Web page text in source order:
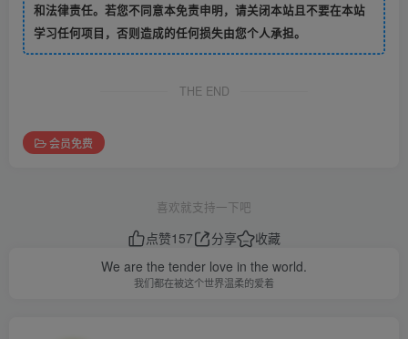
和法律责任。若您不同意本免责申明，请关闭本站且不要在本站
学习任何项目，否则造成的任何损失由您个人承担。
THE END
会员免费
喜欢就支持一下吧
点赞157 分享
收藏
We are the tender love in the world.
我们都在被这个世界温柔的爱着